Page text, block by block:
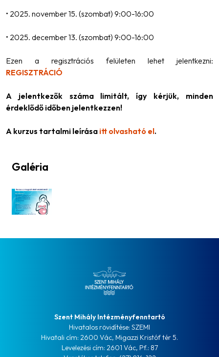
• 2025. november 15. (szombat) 9:00-16:00
• 2025. december 13. (szombat) 9:00-16:00
Ezen a regisztrációs felületen lehet jelentkezni:
REGISZTRÁCIÓ
A jelentkezők száma limitált, így kérjük, minden
érdeklődő időben jelentkezzen!
A kurzus tartalmi leírása itt olvasható el.
Galéria
Szent Mihály Intézményfenntartó
Hivatalos rövidítése: SZEMI
Hivatali cím: 2600 Vác, Migazzi Kristóf tér 5.
Levelezési cím: 2601 Vác, Pf.: 87